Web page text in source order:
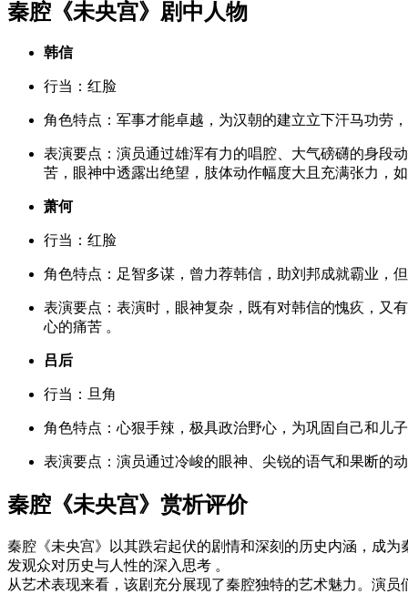
秦腔《未央宫》剧中人物
韩信
行当 ：红脸
角色特点 ：军事才能卓越，为汉朝的建立立下汗马功劳
表演要点 ：演员通过雄浑有力的唱腔、大气磅礴的身段
苦，眼神中透露出绝望，肢体动作幅度大且充满张力，
萧何
行当 ：红脸
角色特点 ：足智多谋，曾力荐韩信，助刘邦成就霸业，
表演要点 ：表演时，眼神复杂，既有对韩信的愧疚，又
心的痛苦 。
吕后
行当 ：旦角
角色特点 ：心狠手辣，极具政治野心，为巩固自己和儿
表演要点 ：演员通过冷峻的眼神、尖锐的语气和果断的
秦腔《未央宫》赏析评价
秦腔《未央宫》以其跌宕起伏的剧情和深刻的历史内涵，成
发观众对历史与人性的深入思考 。
从艺术表现来看，该剧充分展现了秦腔独特的艺术魅力。演